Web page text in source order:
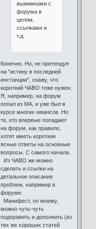
выжимками с
форума в
целом,
ссылками и
т.д.
Конечно. Но, не претендуя
на "истину в последней
инстанции", скажу, что
короткий ЧАВО тоже нужен.
Я, например, на форум
попал из МА, и уже был в
курсе многих нюансов. Но
те, кто впервые попадают
на форум, как правило,
хотят иметь короткие
ясные ответы на основные
вопросы. С самого начала.
Из ЧАВО же можно
сделать и ссылки на
детальное описание
проблем, например в
форуме.
Манифест, по моему,
можно чуть-чуть
подправить и дополнить (из
тех же хороших статей